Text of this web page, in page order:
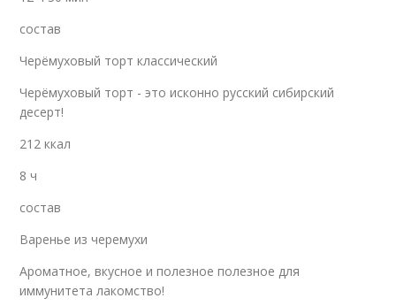
состав
Черёмуховый торт классический
Черёмуховый торт - это исконно русский сибирский
десерт!
212 ккал
8 ч
состав
Варенье из черемухи
Ароматное, вкусное и полезное полезное для
иммунитета лакомство!